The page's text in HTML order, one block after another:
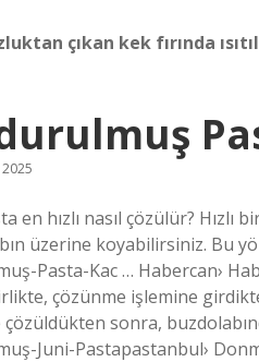
çıkan kek fırında
en hızlı nasıl çözülür?
üzerine koyabilirsiniz. Bu
Pasta-Kac … Habercan›
çözünme işlemine
çözüldükten sonra,
Juni-Pastapastanbul›